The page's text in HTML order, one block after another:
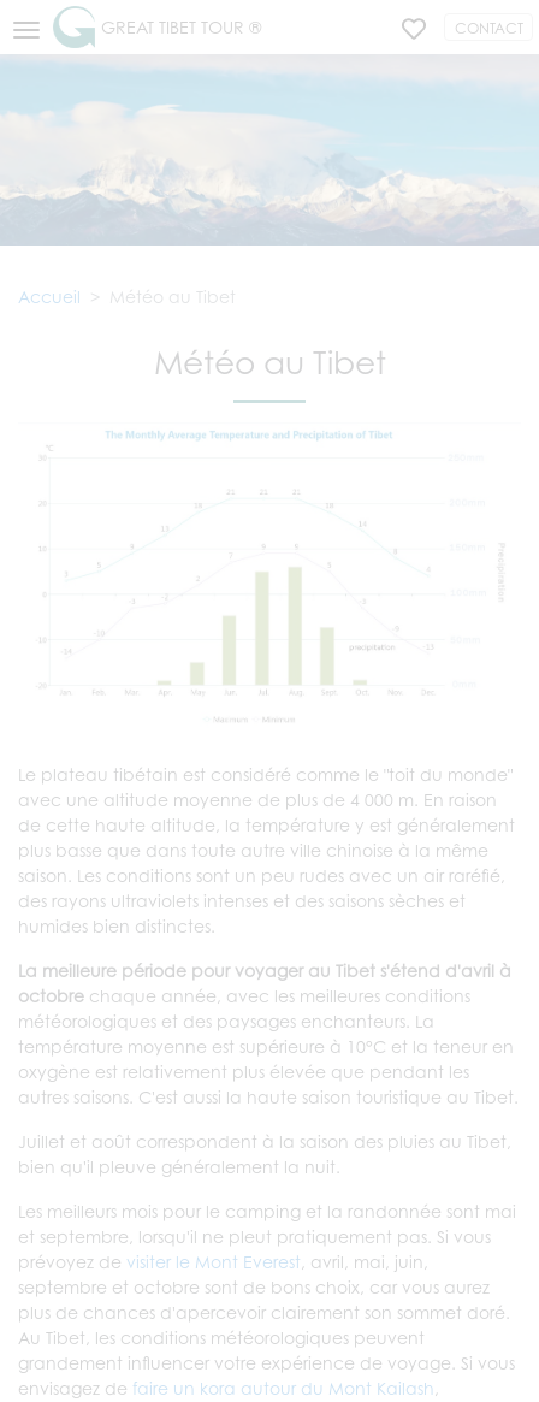
GREAT TIBET TOUR ® CONTACT
Accueil Météo au Tibet
Météo au Tibet
Le plateau tibétain est considéré comme le "toit du monde"
avec une altitude moyenne de plus de 4 000 m. En raison
de cette haute altitude, la température y est généralement
plus basse que dans toute autre ville chinoise à la même
saison. Les conditions sont un peu rudes avec un air raréfié,
des rayons ultraviolets intenses et des saisons sèches et
humides bien distinctes.
La meilleure période pour voyager au Tibet s'étend d'avril à
octobre chaque année, avec les meilleures conditions
météorologiques et des paysages enchanteurs. La
température moyenne est supérieure à 10°C et la teneur en
oxygène est relativement plus élevée que pendant les
autres saisons. C'est aussi la haute saison touristique au Tibet.
Juillet et août correspondent à la saison des pluies au Tibet,
bien qu'il pleuve généralement la nuit.
Les meilleurs mois pour le camping et la randonnée sont mai
et septembre, lorsqu'il ne pleut pratiquement pas. Si vous
prévoyez de visiter le Mont Everest, avril, mai, juin,
septembre et octobre sont de bons choix, car vous aurez
plus de chances d'apercevoir clairement son sommet doré.
Au Tibet, les conditions météorologiques peuvent
grandement influencer votre expérience de voyage. Si vous
envisagez de faire un kora autour du Mont Kailash,